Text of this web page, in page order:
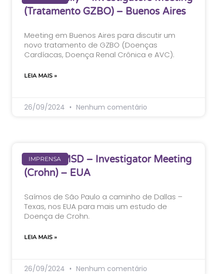
(Tratamento GZBO) – Buenos Aires
Meeting em Buenos Aires para discutir um
novo tratamento de GZBO (Doenças
Cardíacas, Doença Renal Crônica e AVC).
LEIA MAIS »
26/09/2024 Nenhum comentário
IMPRENSA
Evento: MSD – Investigator Meeting
(Crohn) – EUA
Saímos de São Paulo a caminho de Dallas –
Texas, nos EUA para mais um estudo de
Doença de Crohn.
LEIA MAIS »
26/09/2024 Nenhum comentário